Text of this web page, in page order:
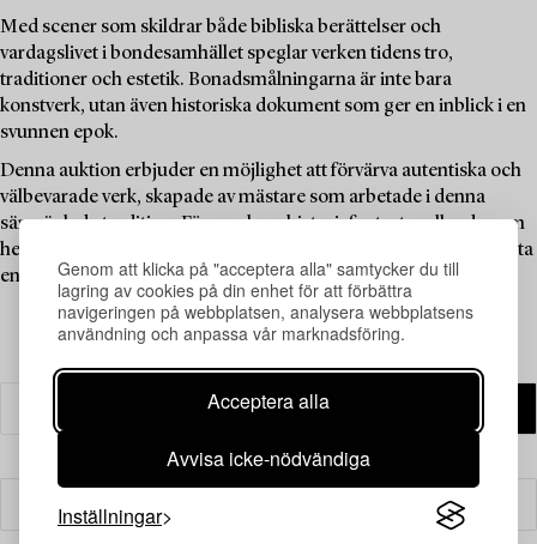
Genom att klicka på "acceptera alla" samtycker du till
lagring av cookies på din enhet för att förbättra
navigeringen på webbplatsen, analysera webbplatsens
användning och anpassa vår marknadsföring.
Acceptera alla
Avvisa icke-nödvändiga
Inställningar
Med scener som skildrar både bibliska berättelser och
vardagslivet i bondesamhället speglar verken tidens tro,
traditioner och estetik. Bonadsmålningarna är inte bara
konstverk, utan även historiska dokument som ger en inblick i en
svunnen epok.
Denna auktion erbjuder en möjlighet att förvärva autentiska och
välbevarade verk, skapade av mästare som arbetade i denna
särpräglade tradition. För samlare, historiefantaster eller de som
helt enkelt vill addera ett stycke kulturhistoria till sitt hem, är detta
en chans att fördjupa sig i ett unikt svenskt uttryck.